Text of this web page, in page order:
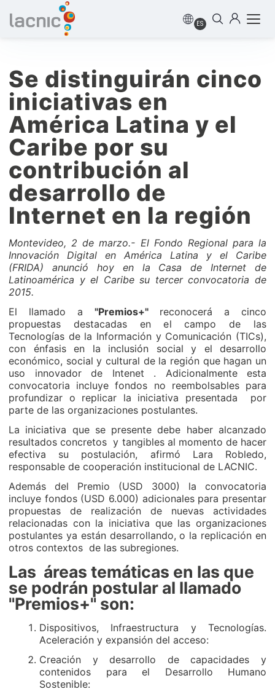
ES
Se distinguirán cinco
iniciativas en
América Latina y el
Caribe por su
contribución al
desarrollo de
Internet en la región
Montevideo, 2 de marzo.- El Fondo Regional para la
Innovación Digital en América Latina y el Caribe
(FRIDA) anunció hoy en la Casa de Internet de
Latinoamérica y el Caribe su tercer convocatoria de
2015.
El llamado a "Premios+"reconocerá a cinco
propuestas destacadas en el campo de las
Tecnologías de la Información y Comunicación (TICs),
con énfasis en la inclusión social y el desarrollo
económico, social y cultural de la región que hagan un
uso innovador de Intenet . Adicionalmente esta
convocatoria incluye fondos no reembolsables para
profundizar o replicar la iniciativa presentada por
parte de las organizaciones postulantes.
La iniciativa que se presente debe haber alcanzado
resultados concretos y tangibles al momento de hacer
efectiva su postulación, afirmó Lara Robledo,
responsable de cooperación institucional de LACNIC.
Además del Premio (USD 3000) la convocatoria
incluye fondos (USD 6.000) adicionales para presentar
propuestas de realización de nuevas actividades
relacionadas con la iniciativa que las organizaciones
postulantes ya están desarrollando, o la replicación en
otros contextos de las subregiones.
Las áreas temáticas en las que
se podrán postular al llamado
"Premios+" son:
Dispositivos, Infraestructura y Tecnologías.
Aceleración y expansión del acceso:
Creación y desarrollo de capacidades y
contenidos para el Desarrollo Humano
Sostenible: